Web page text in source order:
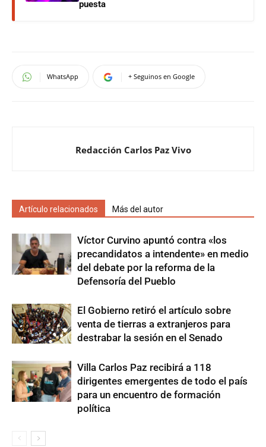
puesta
WhatsApp + Seguinos en Google
Redacción Carlos Paz Vivo
Artículo relacionados Más del autor
Víctor Curvino apuntó contra «los
precandidatos a intendente» en medio
del debate por la reforma de la
Defensoría del Pueblo
El Gobierno retiró el artículo sobre
venta de tierras a extranjeros para
destrabar la sesión en el Senado
Villa Carlos Paz recibirá a 118
dirigentes emergentes de todo el país
para un encuentro de formación
política